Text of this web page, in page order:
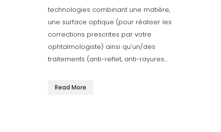
technologies combinant une matière,
une surface optique (pour réaliser les
corrections prescrites par votre
ophtalmologiste) ainsi qu'un/des
traitements (anti-reflet, anti-rayures...
Read More